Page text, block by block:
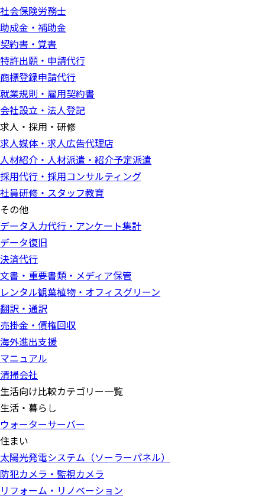
社会保険労務士
助成金・補助金
契約書・覚書
特許出願・申請代行
商標登録申請代行
就業規則・雇用契約書
会社設立・法人登記
求人・採用・研修
求人媒体・求人広告代理店
人材紹介・人材派遣・紹介予定派遣
採用代行・採用コンサルティング
社員研修・スタッフ教育
その他
データ入力代行・アンケート集計
データ復旧
決済代行
文書・重要書類・メディア保管
レンタル観葉植物・オフィスグリーン
翻訳・通訳
売掛金・債権回収
海外進出支援
マニュアル
清掃会社
生活向け比較カテゴリー一覧
生活・暮らし
ウォーターサーバー
住まい
太陽光発電システム（ソーラーパネル）
防犯カメラ・監視カメラ
リフォーム・リノベーション